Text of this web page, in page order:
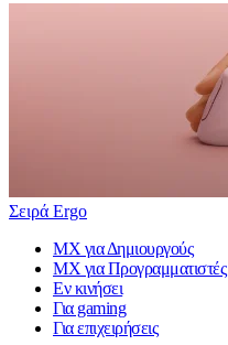
Σειρά Ergo
MX για Δημιουργούς
MX για Προγραμματιστές
Εν κινήσει
Για gaming
Για επιχειρήσεις